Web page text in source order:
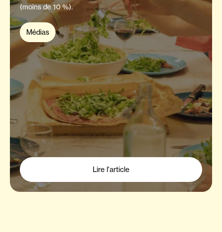
(moins de 10 %).
Médias
Lire l'article